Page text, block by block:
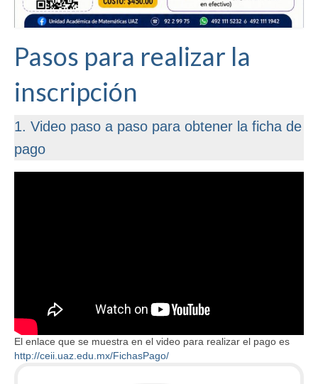
Ayuda
Pasos para realizar la
inscripción
1. Video paso a paso para obtener la ficha de
pago
El enlace que se muestra en el video para realizar el pago es
http://ceii.uaz.edu.mx/FichasPago/